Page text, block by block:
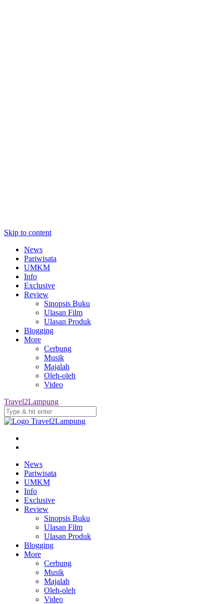
Skip to content
News
Pariwisata
UMKM
Info
Exclusive
Review
Sinopsis Buku
Ulasan Film
Ulasan Produk
Blogging
More
Cerbung
Musik
Majalah
Oleh-oleh
Video
Travel2Lampung
News
Pariwisata
UMKM
Info
Exclusive
Review
Sinopsis Buku
Ulasan Film
Ulasan Produk
Blogging
More
Cerbung
Musik
Majalah
Oleh-oleh
Video